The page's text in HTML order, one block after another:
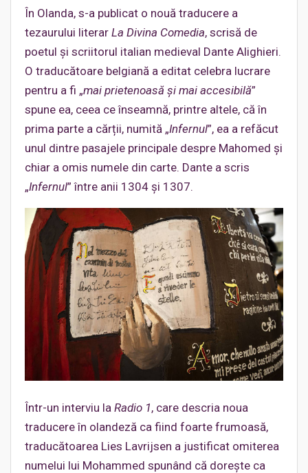
În Olanda, s-a publicat o nouă traducere a
tezaurului literar La Divina Comedia, scrisă de
poetul și scriitorul italian medieval Dante Alighieri.
O traducătoare belgiană a editat celebra lucrare
pentru a fi „mai prietenoasă și mai accesibilă”
spune ea, ceea ce înseamnă, printre altele, că în
prima parte a cărții, numită „Infernul”, ea a refăcut
unul dintre pasajele principale despre Mahomed și
chiar a omis numele din carte. Dante a scris
„Infernul” între anii 1304 și 1307.
Într-un interviu la Radio 1, care descria noua
traducere în olandeză ca fiind foarte frumoasă,
traducătoarea Lies Lavrijsen a justificat omiterea
numelui lui Mohammed spunând că dorește ca